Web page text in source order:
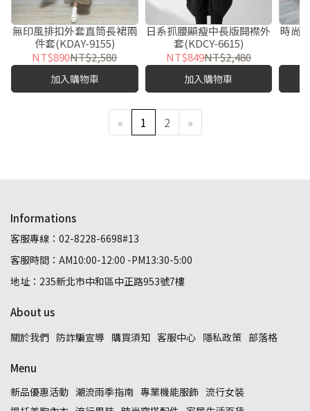
無印風排扣外套直筒長裙兩
件套(KDAY-9155)
NT$890NT$2,580
加入購物車
日系抓腰顯瘦中長版開襟外
套(KDCY-6615)
NT$849NT$2,480
加入購物車
時尚
« 1 2 »
Informations
客服專線：02-8228-6698#13
客服時間：AM10:00-12:00 -PM13:30-5:00
地址：235新北市中和區中正路953號7樓
About us
關於我們 防詐騙宣導 購買須知 客服中心 隱私政策 部落格
Menu
新品優惠活動 潮流雨季指南 專業機能服飾 流行女裝